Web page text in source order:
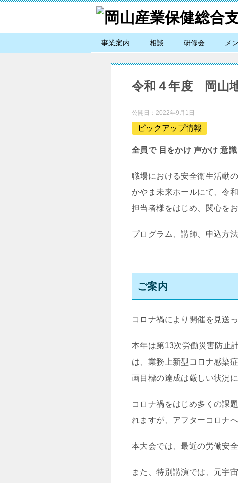
事業案内 相談 研修会 メ
令和４年度 岡山
公開日： 2022年9月1日
ピックアップ情報
全員で 目をかけ 声かけ 意
職場における安全衛生活動
かやま未来ホールにて、令
担当者様をはじめ、関心を
プログラム、講師、申込方
ご案内
コロナ禍により開催を見送
本年は第13次労働災害防止
は、業務上新型コロナ感染
画目標の達成は厳しい状況に
コロナ禍をはじめ多くの課
れますが、アフターコロナ
本大会では、最近の労働安
また、特別講演では、元宇